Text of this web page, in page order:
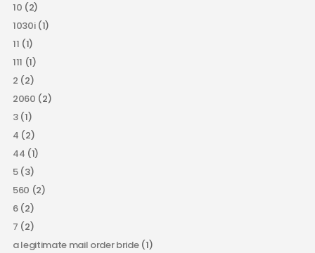
10 (2)
1030i(1)
11 (1)
111 (1)
2 (2)
2060 (2)
3(1)
4 (2)
44 (1)
5(3)
560 (2)
6(2)
7 (2)
a legitimate mail order bride(1)